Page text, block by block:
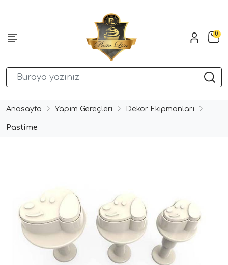
0
Anasayfa Yapım Gereçleri Dekor Ekipmanları
Pastime